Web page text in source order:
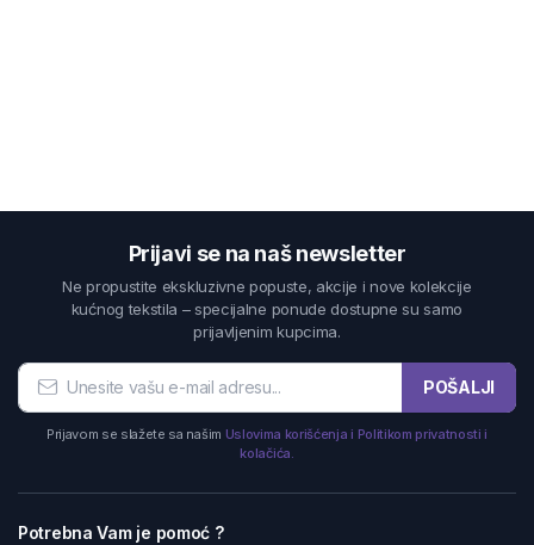
Prijavi se na naš newsletter
Ne propustite ekskluzivne popuste, akcije i nove kolekcije
kućnog tekstila – specijalne ponude dostupne su samo
prijavljenim kupcima.
POŠALJI
Prijavom se slažete sa našim Uslovima korišćenja i Politikom privatnosti i
kolačića.
Potrebna Vam je pomoć ?